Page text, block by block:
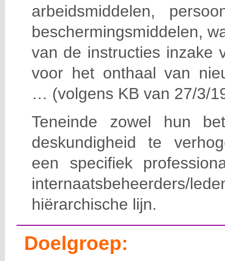
arbeidsmiddelen,
beschermingsmiddelen,
van de instructies inzake
voor het onthaal van
… (volgens KB van 27/3/
Teneinde zowel hun
deskundigheid te
een specifiek
hiërarchische lijn.
Doelgroep: